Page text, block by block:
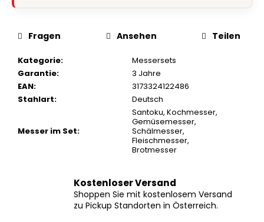
Kategorie:
Messersets
Garantie:
3 Jahre
EAN:
3173324122486
Stahlart: Deutsch
Messer im Set:
Santoku, Kochmesser,
Gemüsemesser,
Schälmesser,
Fleischmesser,
Brotmesser
Fragen Ansehen Teilen
Kostenloser Versand
Shoppen Sie mit kostenlosem Versand
zu Pickup Standorten in Österreich.